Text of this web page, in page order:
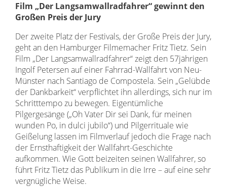
Film „Der Langsamwallradfahrer“ gewinnt den
Großen Preis der Jury
Der zweite Platz der Festivals, der Große Preis der Jury,
geht an den Hamburger Filmemacher Fritz Tietz. Sein
Film „Der Langsamwallradfahrer“ zeigt den 57jährigen
Ingolf Petersen auf einer Fahrrad-Wallfahrt von Neu-
Münster nach Santiago de Compostela. Sein „Gelübde
der Dankbarkeit“ verpflichtet ihn allerdings, sich nur im
Schritttempo zu bewegen. Eigentümliche
Pilgergesänge („Oh Vater Dir sei Dank, für meinen
wunden Po, in dulci jubilo“) und Pilgerrituale wie
Geißelung lassen im Filmverlauf jedoch die Frage nach
der Ernsthaftigkeit der Wallfahrt-Geschichte
aufkommen. Wie Gott beizeiten seinen Wallfahrer, so
führt Fritz Tietz das Publikum in die Irre – auf eine sehr
vergnügliche Weise.